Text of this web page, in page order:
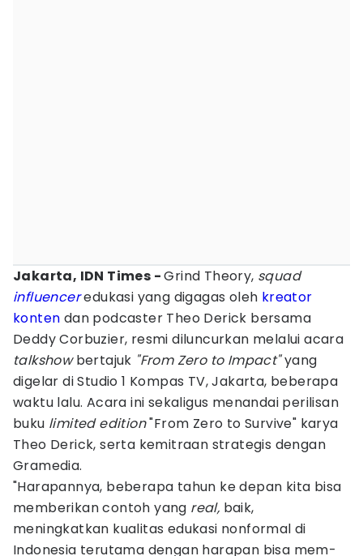
Jakarta, IDN Times -Grind Theory, squad
influenceredukasi yang digagas oleh kreator
konten dan podcaster Theo Derick bersama
Deddy Corbuzier, resmi diluncurkan melalui acara
talkshowbertajuk "From Zero to Impact"yang
digelar di Studio 1 Kompas TV, Jakarta, beberapa
waktu lalu. Acara ini sekaligus menandai perilisan
buku limited edition"From Zero to Survive" karya
Theo Derick, serta kemitraan strategis dengan
Gramedia.
"Harapannya, beberapa tahun ke depan kita bisa
memberikan contoh yang real, baik,
meningkatkan kualitas edukasi nonformal di
Indonesia terutama dengan harapan bisa mem-